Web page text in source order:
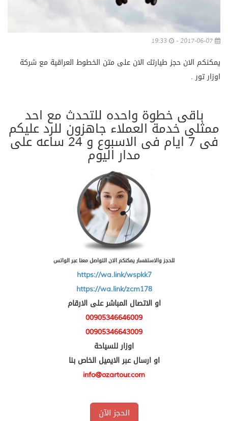
يمكنكم الان حجز طيارتك الان على متن الخطوط العراقية مع شركة
اوزار تور .
باقى خطوة واحده للتحدث مع احد
ممثلى خدمة العملاء جاهزون للرد عليكم
فى 7 ايام فى الاسبوع و 24 ساعه على
مدار اليوم
للحجز والاستفسار يمكنكم الان التواصل معنا عبر الواتس
https://wa.link/wspkk7
https://wa.link/zcm178
او الاتصال المباشر على الارقام
00905346646009
00905346643009
اوزار للسياحة
او ارسال عبر الايميل الخاص بنا
info@ozartour.com
الحجز الآن